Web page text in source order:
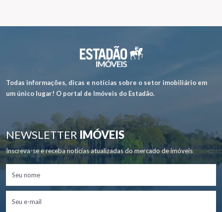
Todas informações, dicas e notícias sobre o setor imobiliário em
um único lugar! O portal de Imóveis do Estadão.
NEWSLETTERIMÓVEIS
Inscreva-se e receba notícias atualizadas do mercado de imóveis